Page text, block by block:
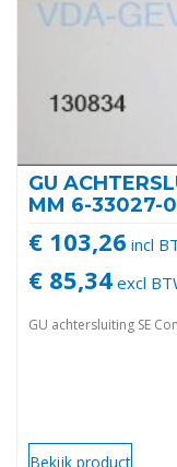
GU
MM 6-33027-
€ 103,26 incl
€ 85,34 excl
GU achtersluiting SE
Bekijk product